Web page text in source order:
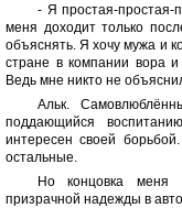
- Я простая-простая-
меня доходит только
объяснять. Я хочу мужа и
стране в компании вора
Ведь мне никто не
Альк.
поддающийся
интересен своей
остальные.
Но концовка меня
призрачной надежды в